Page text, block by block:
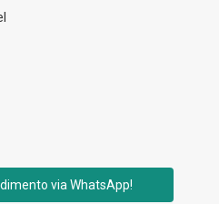
via WhatsApp!